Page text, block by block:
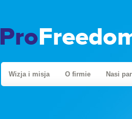
Pro
Wizja i misja O firmie Nasi